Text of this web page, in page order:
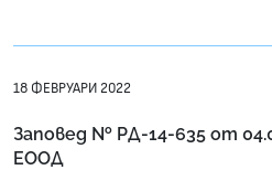
18 ФЕВРУАРИ 2022
Заповед № РД-14-635 от
ЕООД